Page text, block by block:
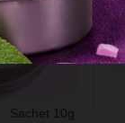
Sachet 10g